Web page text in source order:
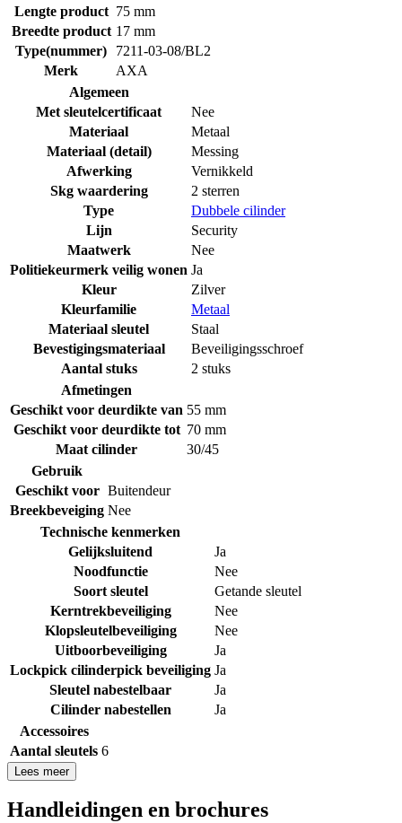
Lengte product 75 mm
Breedte product 17 mm
Type(nummer)
7211-03-08/BL2
Merk
AXA
Algemeen
Met sleutelcertificaat
Nee
Materiaal
Metaal
Materiaal (detail)
Messing
Afwerking
Vernikkeld
Skg waardering
2 sterren
Type
Dubbele cilinder
Lijn
Security
Maatwerk
Nee
Politiekeurmerk veilig wonen Ja
Kleur
Zilver
Kleurfamilie
Metaal
Materiaal sleutel
Staal
Bevestigingsmateriaal
Beveiligingsschroef
Aantal stuks
2 stuks
Afmetingen
Geschikt voor deurdikte van 55 mm
Geschikt voor deurdikte tot 70 mm
Maat cilinder
30/45
Gebruik
Geschikt voor Buitendeur
Breekbeveiging Nee
Technische kenmerken
Gelijksluitend
Ja
Noodfunctie
Nee
Soort sleutel
Getande sleutel
Kerntrekbeveiliging
Nee
Klopsleutelbeveiliging
Nee
Uitboorbeveiliging
Ja
Lockpick cilinderpick beveiliging Ja
Sleutel nabestelbaar
Ja
Cilinder nabestellen
Ja
Accessoires
Aantal sleutels 6
Lees meer
Handleidingen en brochures